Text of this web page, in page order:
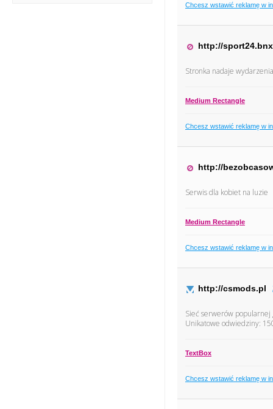
Chcesz wstawić reklamę w
http://
Stronka nadaje
Medium Rectangle
Chcesz wstawić reklamę w
http://
Serwis dla kobiet na luzie
Medium Rectangle
Chcesz wstawić reklamę w
http://csmods.pl
Sieć serwerów
Unikatowe odwiedziny:
TextBox
Chcesz wstawić reklamę w